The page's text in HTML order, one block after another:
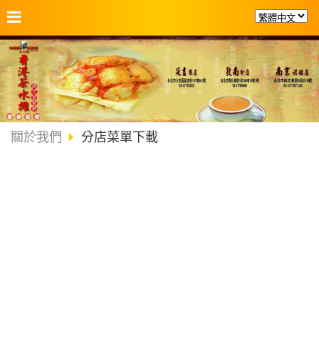
關於我們 分店菜單下載